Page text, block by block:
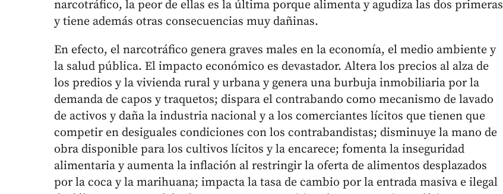
narcotráfico, la peor de ellas es la última porque alimenta y agudiza las dos primeras
y tiene además otras consecuencias muy dañinas.
En efecto, el narcotráfico genera graves males en la economía, el medio ambiente y
la salud pública. El impacto económico es devastador. Altera los precios al alza de
los predios y la vivienda rural y urbana y genera una burbuja inmobiliaria por la
demanda de capos y traquetos; dispara el contrabando como mecanismo de lavado
de activos y daña la industria nacional y a los comerciantes lícitos que tienen que
competir en desiguales condiciones con los contrabandistas; disminuye la mano de
obra disponible para los cultivos lícitos y la encarece; fomenta la inseguridad
alimentaria y aumenta la inflación al restringir la oferta de alimentos desplazados
por la coca y la marihuana; impacta la tasa de cambio por la entrada masiva e ilegal